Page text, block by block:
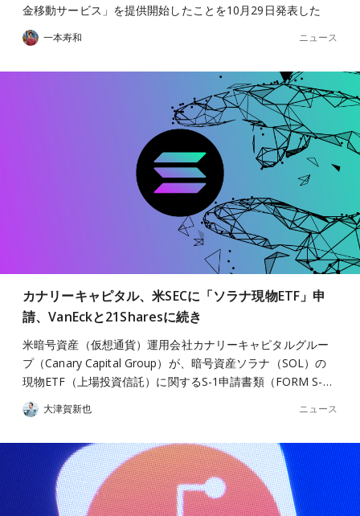
金移動サービス」を提供開始したことを10月29日発表した
一本寿和 ニュース
カナリーキャピタル、米SECに「ソラナ現物ETF」申
請、VanEckと21Sharesに続き
米暗号資産（仮想通貨）運用会社カナリーキャピタルグルー
プ（Canary Capital Group）が、暗号資産ソラナ（SOL）の
現物ETF（上場投資信託）に関するS-1申請書類（FORM S-…
大津賀新也 ニュース